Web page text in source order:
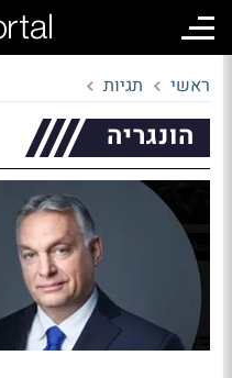
ראשי תגיות
הונגריה